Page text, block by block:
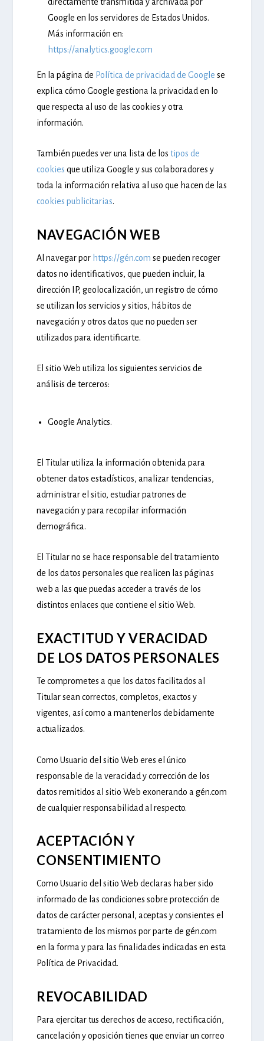
Google en los servidores de Estados Unidos.
Más información en:
https://analytics.google.com
En la página de Política de privacidad de Google se
explica cómo Google gestiona la privacidad en lo
que respecta al uso de las cookies y otra
información.
También puedes ver una lista de lostipos de
cookies que utiliza Google y sus colaboradores y
toda la información relativa al uso que hacen de las
cookies publicitarias.
NAVEGACIÓN WEB
Al navegar por https://gén.com se pueden recoger
datos no identificativos, que pueden incluir, la
dirección IP, geolocalización, un registro de cómo
se utilizan los servicios y sitios, hábitos de
navegación y otros datos que no pueden ser
utilizados para identificarte.
El sitio Web utiliza los siguientes servicios de
análisis de terceros:
Google Analytics.
El Titular utiliza la información obtenida para
obtener datos estadísticos, analizar tendencias,
administrar el sitio, estudiar patrones de
navegación y para recopilar información
demográfica.
El Titular no se hace responsable del tratamiento
de los datos personales que realicen las páginas
web a las que puedas acceder a través de los
distintos enlaces que contiene el sitio Web.
EXACTITUD Y VERACIDAD
DE LOS DATOS PERSONALES
Te comprometes a que los datos facilitados al
Titular sean correctos, completos, exactos y
vigentes, así como a mantenerlos debidamente
actualizados.
Como Usuario del sitio Web eres el único
responsable de la veracidad y corrección de los
datos remitidos al sitio Web exonerando a gén.com
de cualquier responsabilidad al respecto.
ACEPTACIÓN Y
CONSENTIMIENTO
Como Usuario del sitio Web declaras haber sido
informado de las condiciones sobre protección de
datos de carácter personal, aceptas y consientes el
tratamiento de los mismos por parte de gén.com
en la forma y para las finalidades indicadas en esta
Política de Privacidad.
REVOCABILIDAD
Para ejercitar tus derechos de acceso, rectificación,
cancelación y oposición tienes que enviar un correo